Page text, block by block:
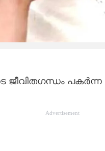
ജീവിതഗന്ധം
Advertisement